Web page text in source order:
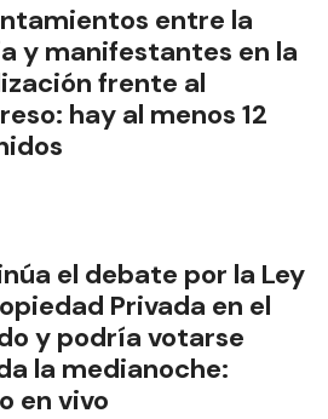
entre la
y manifestantes en la
frente al
hay al menos 12
el debate por la Ley
Privada en el
y podría votarse
la medianoche:
en vivo